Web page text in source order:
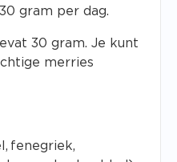
gram per dag.
30 gram. Je kunt
merries
fenegriek,